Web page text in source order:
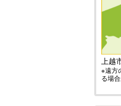
上越
※遠方
る場